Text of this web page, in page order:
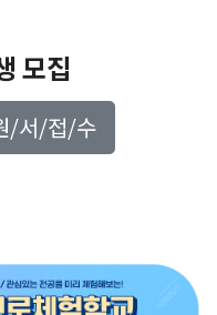
모집
/서/접/수